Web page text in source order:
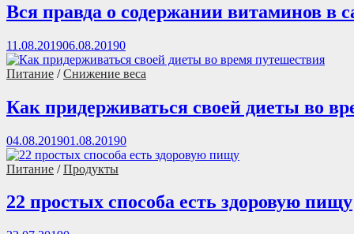
Вся правда о содержании витаминов в
11.08.201906.08.20190
Питание /Снижение веса
Как придерживаться своей диеты во
04.08.201901.08.20190
Питание /Продукты
22 простых способа есть здоровую пищу